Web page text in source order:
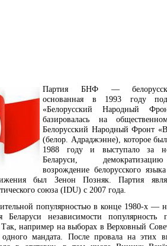
Партия БНФ —
основанная в 1993 году
«Белорусский Народный
базировалась на
Белорусский Народный Фронт
(белор. Адраджэнне), которое
1988 году и выступало за
Беларуси,
возрождение белорусского
был Зенон Позняк. Партия
союза (IDU) с 2007 года.
популярностью в конце 1980-х —
Беларуси независимости популярность
например на выборах в Верховный
мандата. После провала на этих